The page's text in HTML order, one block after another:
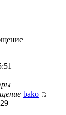
bako